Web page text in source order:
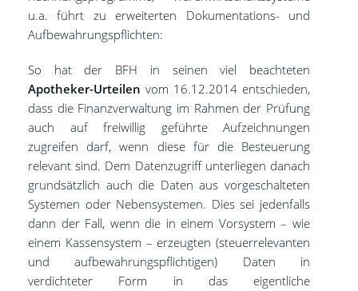
u.a. führt zu erweiterten Dokumentations- und
Aufbewahrungspflichten:
So hat der BFH in seinen viel beachteten
Apotheker-Urteilen vom 16.12.2014 entschieden,
dass die Finanzverwaltung im Rahmen der Prüfung
auch auf freiwillig geführte Aufzeichnungen
zugreifen darf, wenn diese für die Besteuerung
relevant sind. Dem Datenzugriff unterliegen danach
grundsätzlich auch die Daten aus vorgeschalteten
Systemen oder Nebensystemen. Dies sei jedenfalls
dann der Fall, wenn die in einem Vorsystem – wie
einem Kassensystem – erzeugten (steuerrelevanten
und aufbewahrungspflichtigen) Daten in
verdichteter Form in das eigentliche